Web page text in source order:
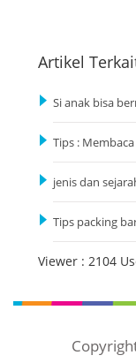
Artikel
Si anak bisa
Tips :
jenis dan
Tips packing
Viewer : 2104